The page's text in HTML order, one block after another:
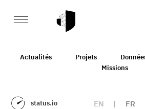
Actualités Projets
Missions
status.io EN | FR